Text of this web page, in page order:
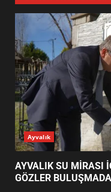
7
1
2
ESA
Ayvalık
AYVALIK SU MİRASI
GÖZLER BULUŞMADA